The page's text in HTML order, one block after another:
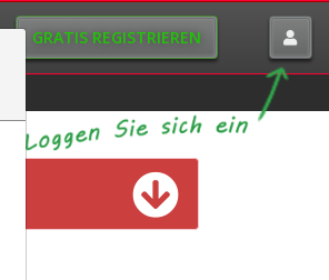
GRATIS REGISTRIEREN